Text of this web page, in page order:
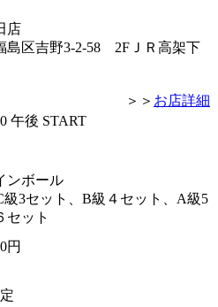
店
島区吉野3-2-58 2FＪＲ高架下
＞＞ お店詳細
午後 START
ンボール
級3セット、B級４セット、A級5
セット
円